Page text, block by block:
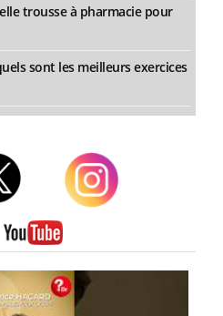
trousse à pharmacie pour
sont les meilleurs exercices